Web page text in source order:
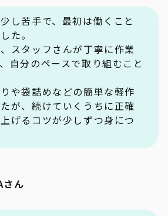
し苦手で、最初は働くこと
た。
スタッフさんが丁寧に作業
自分のペースで取り組むこと
や袋詰めなどの簡単な軽作
が、続けていくうちに正確
げるコツが少しずつ身につ
さん